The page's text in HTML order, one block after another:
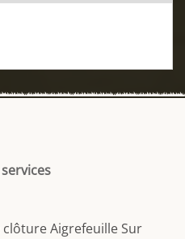
Aigrefeuille Sur